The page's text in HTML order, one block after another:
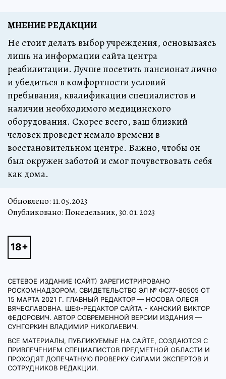
МНЕНИЕ РЕДАКЦИИ
Не стоит делать выбор учреждения, основываясь
лишь на информации сайта центра
реабилитации. Лучше посетить пансионат лично
и убедиться в комфортности условий
пребывания, квалификации специалистов и
наличии необходимого медицинского
оборудования. Скорее всего, ваш близкий
человек проведет немало времени в
восстановительном центре. Важно, чтобы он
был окружен заботой и смог почувствовать себя
как дома.
Обновлено: 11.05.2023
Опубликовано: Понедельник, 30.01.2023
СЕТЕВОЕ ИЗДАНИЕ (САЙТ) ЗАРЕГИСТРИРОВАНО
РОСКОМНАДЗОРОМ, СВИДЕТЕЛЬСТВО ЭЛ № ФС77-80505 ОТ
15 МАРТА 2021 Г. ГЛАВНЫЙ РЕДАКТОР — НОСОВА ОЛЕСЯ
ВЯЧЕСЛАВОВНА. ШЕФ-РЕДАКТОР САЙТА - КАНСКИЙ ВИКТОР
ФЕДОРОВИЧ. АВТОР СОВРЕМЕННОЙ ВЕРСИИ ИЗДАНИЯ —
СУНГОРКИН ВЛАДИМИР НИКОЛАЕВИЧ.
ВСЕ МАТЕРИАЛЫ, ПУБЛИКУЕМЫЕ НА САЙТЕ, СОЗДАЮТСЯ С
ПРИВЛЕЧЕНИЕМ СПЕЦИАЛИСТОВ ПРЕДМЕТНОЙ ОБЛАСТИ И
ПРОХОДЯТ ДОПЕЧАТНУЮ ПРОВЕРКУ СИЛАМИ ЭКСПЕРТОВ И
СОТРУДНИКОВ РЕДАКЦИИ.